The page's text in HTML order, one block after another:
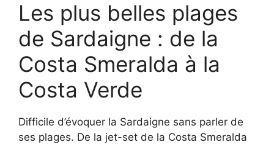
Les plus belles plages
de Sardaigne : de la
Costa Smeralda à la
Costa Verde
Difficile d’évoquer la Sardaigne sans parler de
ses plages. De la jet-set de la Costa Smeralda